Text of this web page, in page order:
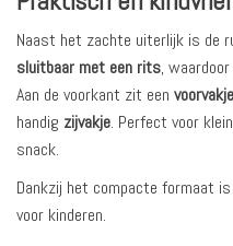
Naast het zachte uiterlijk is de
sluitbaar met een rits,
Aan de voorkant zit een
handig zijvakje. Perfect voor
snack.
Dankzij het compacte formaat
voor kinderen.